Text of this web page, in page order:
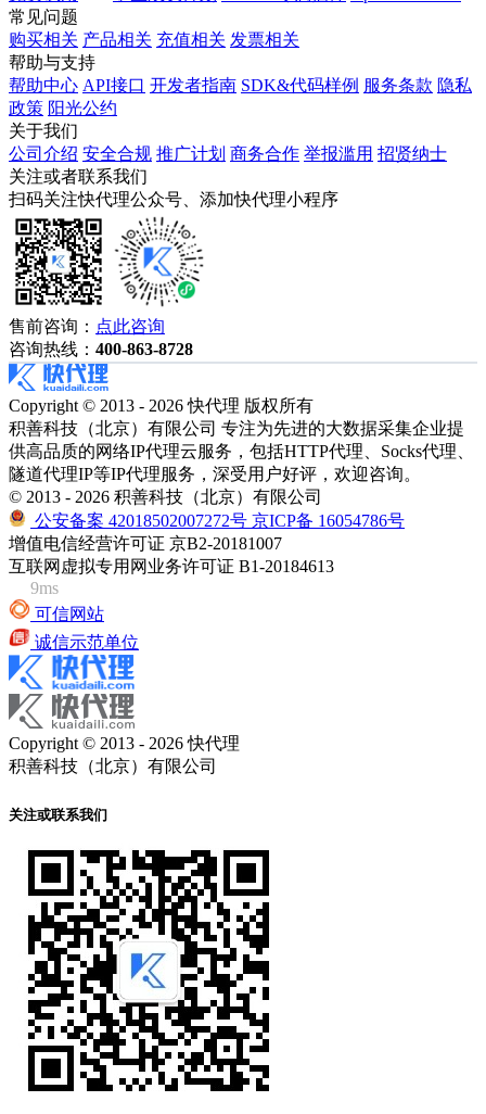
常见问题
购买相关 产品相关 充值相关 发票相关
帮助与支持
帮助中心 API接口 开发者指南 SDK&代码样例 服务条款 隐私
政策 阳光公约
关于我们
公司介绍 安全合规 推广计划 商务合作 举报滥用 招贤纳士
关注或者联系我们
扫码关注快代理公众号、添加快代理小程序
售前咨询： 点此咨询
咨询热线： 400-863-8728
Copyright © 2013 - 2026 快代理 版权所有
积善科技（北京）有限公司 专注为先进的大数据采集企业提
供高品质的网络IP代理云服务，包括HTTP代理、Socks代理、
隧道代理IP等IP代理服务，深受用户好评，欢迎咨询。
© 2013 - 2026 积善科技（北京）有限公司
公安备案 42018502007272号 京ICP备 16054786号
增值电信经营许可证 京B2-20181007
互联网虚拟专用网业务许可证 B1-20184613
9ms
可信网站
诚信示范单位
Copyright © 2013 - 2026 快代理
积善科技（北京）有限公司
关注或联系我们